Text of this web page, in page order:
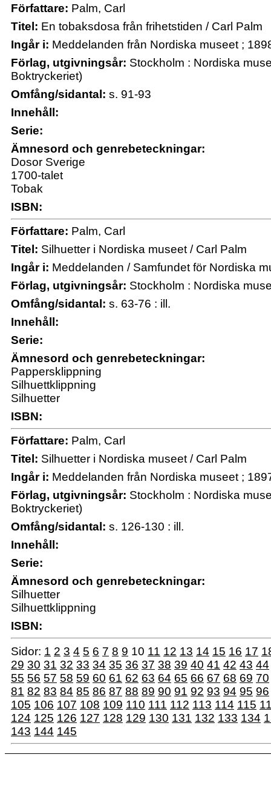
Författare: Palm, Carl
Titel: En tobaksdosa från frihetstiden / Carl Palm
Ingår i: Meddelanden från Nordiska museet ;
Förlag, utgivningsår: Stockholm : Nordiska
Boktryckeriet)
Omfång/sidantal: s. 91-93
Innehåll:
Serie:
Ämnesord och genrebeteckningar:
Dosor Sverige
1700-talet
Tobak
ISBN:
Författare: Palm, Carl
Titel: Silhuetter i Nordiska museet / Carl Palm
Ingår i: Meddelanden / Samfundet för Nordiska
Förlag, utgivningsår: Stockholm : Nordiska
Omfång/sidantal: s. 63-76 : ill.
Innehåll:
Serie:
Ämnesord och genrebeteckningar:
Pappersklippning
Silhuettklippning
Silhuetter
ISBN:
Författare: Palm, Carl
Titel: Silhuetter i Nordiska museet / Carl Palm
Ingår i: Meddelanden från Nordiska museet ;
Förlag, utgivningsår: Stockholm : Nordiska
Boktryckeriet)
Omfång/sidantal: s. 126-130 : ill.
Innehåll:
Serie:
Ämnesord och genrebeteckningar:
Silhuetter
Silhuettklippning
ISBN:
Sidor: 1 2 3 4 5 6 7 8 9 10 11 12 13 14 15 16 17
29 30 31 32 33 34 35 36 37 38 39 40 41 42 43 44
55 56 57 58 59 60 61 62 63 64 65 66 67 68 69 70
81 82 83 84 85 86 87 88 89 90 91 92 93 94 95 96
105 106 107 108 109 110 111 112 113 114 115
124 125 126 127 128 129 130 131 132 133 134
143 144 145